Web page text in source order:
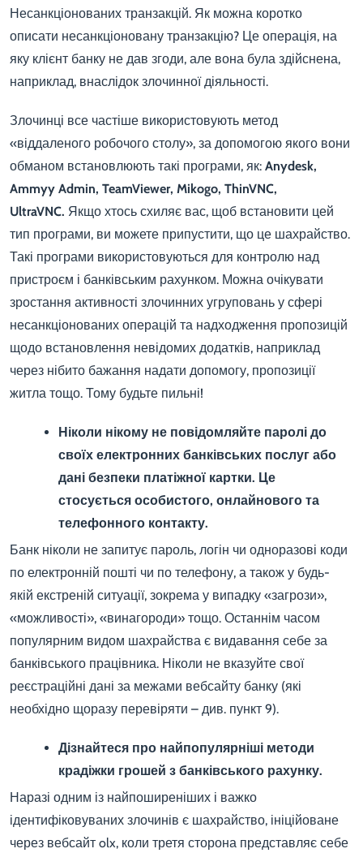
Несанкціонованих транзакцій. Як можна коротко
описати несанкціоновану транзакцію? Це операція, на
яку клієнт банку не дав згоди, але вона була здійснена,
наприклад, внаслідок злочинної діяльності.
Злочинці все частіше використовують метод
«віддаленого робочого столу», за допомогою якого вони
обманом встановлюють такі програми, як: Anydesk,
Ammyy Admin, TeamViewer, Mikogo, ThinVNC,
UltraVNC. Якщо хтось схиляє вас, щоб встановити цей
тип програми, ви можете припустити, що це шахрайство.
Такі програми використовуються для контролю над
пристроєм і банківським рахунком. Можна очікувати
зростання активності злочинних угруповань у сфері
несанкціонованих операцій та надходження пропозицій
щодо встановлення невідомих додатків, наприклад
через нібито бажання надати допомогу, пропозиції
житла тощо. Тому будьте пильні!
Ніколи нікому не повідомляйте паролі до
своїх електронних банківських послуг або
дані безпеки платіжної картки. Це
стосується особистого, онлайнового та
телефонного контакту.
Банк ніколи не запитує пароль, логін чи одноразові коди
по електронній пошті чи по телефону, а також у будь-
якій екстреній ситуації, зокрема у випадку «загрози»,
«можливості», «винагороди» тощо. Останнім часом
популярним видом шахрайства є видавання себе за
банківського працівника. Ніколи не вказуйте свої
реєстраційні дані за межами вебсайту банку (які
необхідно щоразу перевіряти – див. пункт 9).
Дізнайтеся про найпопулярніші методи
крадіжки грошей з банківського рахунку.
Наразі одним із найпоширеніших і важко
ідентифіковуваних злочинів є шахрайство, ініційоване
через вебсайт olx, коли третя сторона представляє себе